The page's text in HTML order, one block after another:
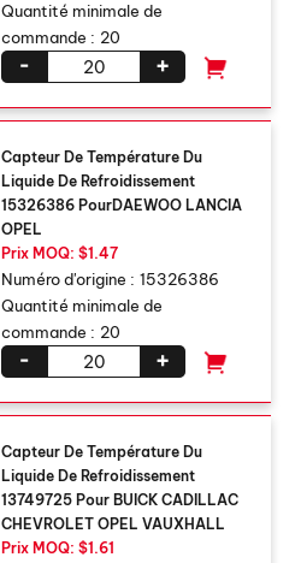
Quantité minimale de
commande : 20
+
-
Capteur De Température Du
Liquide De Refroidissement
15326386 PourDAEWOO LANCIA
OPEL
Prix ​​MOQ: $1.47
Numéro d'origine : 15326386
Quantité minimale de
commande : 20
+
-
Capteur De Température Du
Liquide De Refroidissement
13749725 Pour BUICK CADILLAC
CHEVROLET OPEL VAUXHALL
Prix ​​MOQ: $1.61